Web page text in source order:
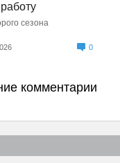
сезона
0
комментарии